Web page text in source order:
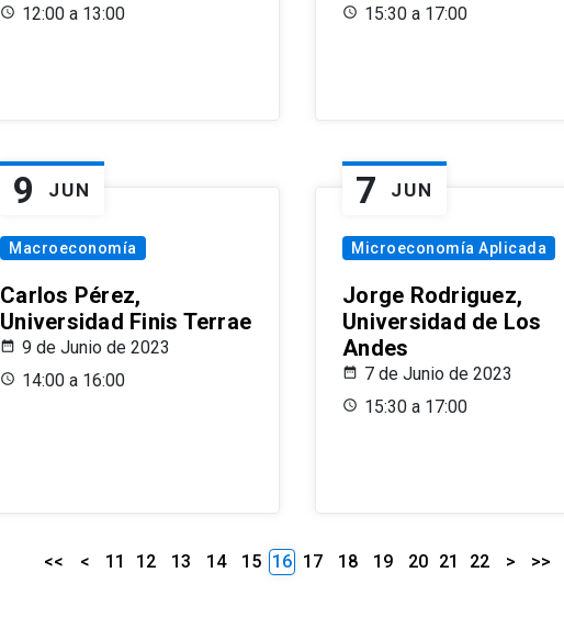
12:00 a 13:00
15:30 a 17:00
9 JUN
Macroeconomía
Carlos Pérez,
Universidad Finis Terrae
9 de Junio de 2023
14:00 a 16:00
7 JUN
Microeconomía Aplicada
Jorge Rodriguez,
Universidad de Los
Andes
7 de Junio de 2023
15:30 a 17:00
<< < 11 12 13 14 15 16 17 18 19 20 21 22 > >>